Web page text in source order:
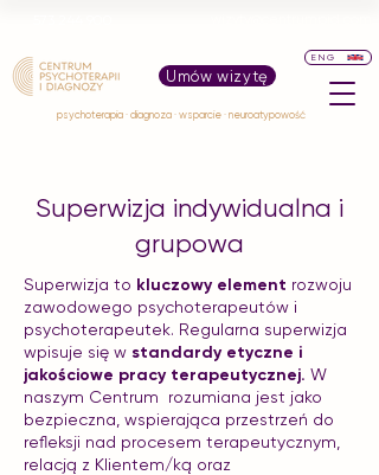
psychoterapia · diagnoza · wsparcie · neuroatypowość
Umów wizytę
ENG
Superwizja indywidualna i
grupowa
Superwizja to kluczowy element rozwoju
zawodowego psychoterapeutów i
psychoterapeutek. Regularna superwizja
wpisuje się w standardy etyczne i
jakościowe pracy terapeutycznej. W
naszym Centrum rozumiana jest jako
bezpieczna, wspierająca przestrzeń do
refleksji nad procesem terapeutycznym,
relacją z Klientem/ką oraz